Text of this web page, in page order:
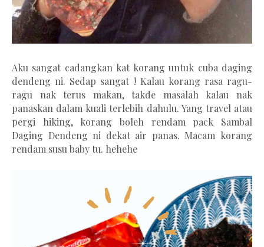
Aku sangat cadangkan kat korang untuk cuba daging
dendeng ni. Sedap sangat ! Kalau korang rasa ragu-
ragu nak terus makan, takde masalah kalau nak
panaskan dalam kuali terlebih dahulu. Yang travel atau
pergi hiking, korang boleh rendam pack Sambal
Daging Dendeng ni dekat air panas. Macam korang
rendam susu baby tu. hehehe